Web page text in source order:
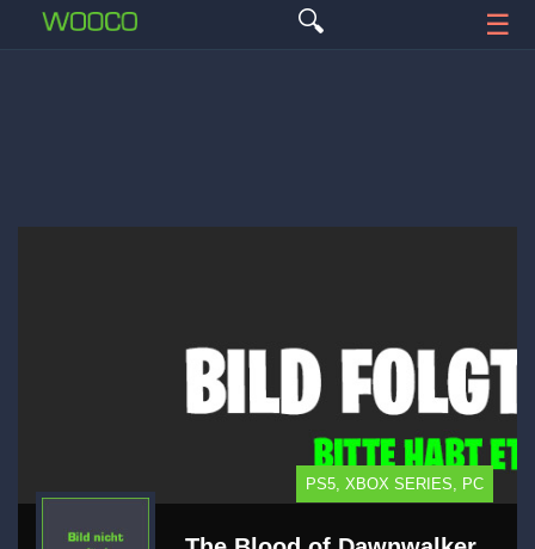
🔍 ☰
PS5, XBOX SERIES, PC